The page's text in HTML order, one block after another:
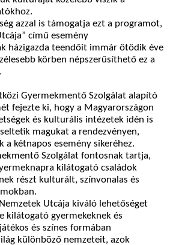
azzal is támogatja ezt a programot,
című esemény
házigazda teendőit immár ötödik éve
körben népszerűsíthető ez a
Gyermekmentő Szolgálat alapító
fejezte ki, hogy a Magyarországon
és kulturális intézetek idén is
magukat a rendezvényen,
a kétnapos esemény sikeréhez.
Szolgálat fontosnak tartja,
kilátogató családok
részt kulturált, színvonalas és
Utcája kiváló lehetőséget
kilátogató gyermekeknek és
és színes formában
különböző nemzeteit, azok